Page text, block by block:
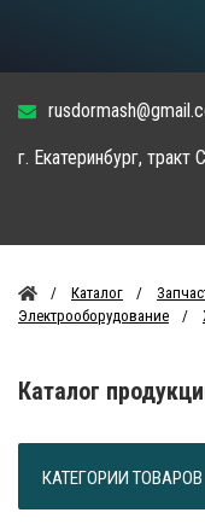
г. Екатеринбург, тракт
Каталог
Электрооборудование
Каталог
КАТЕГОРИИ ТОВАРОВ